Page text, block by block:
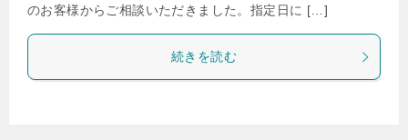
のお客様からご相談いただきました。指定日に […]
続きを読む